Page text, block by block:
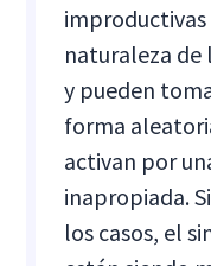
improductivas
naturaleza de
y pueden
forma
activan por
inapropiada.
los casos, el